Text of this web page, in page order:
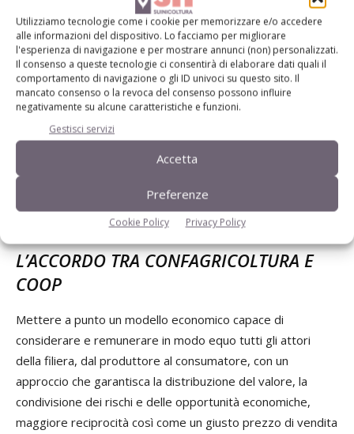
Utilizziamo tecnologie come i cookie per memorizzare e/o accedere
alle informazioni del dispositivo. Lo facciamo per migliorare
l'esperienza di navigazione e per mostrare annunci (non) personalizzati.
Il consenso a queste tecnologie ci consentirà di elaborare dati quali il
comportamento di navigazione o gli ID univoci su questo sito. Il
mancato consenso o la revoca del consenso possono influire
negativamente su alcune caratteristiche e funzioni.
Gestisci servizi
Accetta
Preferenze
Cookie Policy Privacy Policy
A riguardo, Claudio Mazzini di Coop Italia, ha spiegato: «il
nostro protocollo (vedi box) vuole trovare un nuovo
modello economico che tuteli di più sia chi produce sia chi
consuma. Bisogna essere più efficienti, fare filiera per
stabilizzare gli elementi economici e dare quel valore
aggiunto che l’italianità merita di sicuro».
SUINO E POMODORO DA INDUSTRIA
L’ACCORDO TRA CONFAGRICOLTURA E
COOP
Mettere a punto un modello economico capace di
considerare e remunerare in modo equo tutti gli attori
della filiera, dal produttore al consumatore, con un
approccio che garantisca la distribuzione del valore, la
condivisione dei rischi e delle opportunità economiche,
maggiore reciprocità così come un giusto prezzo di vendita